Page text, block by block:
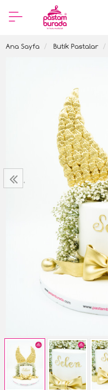
Ana Sayfa Butik Pastalar
‹